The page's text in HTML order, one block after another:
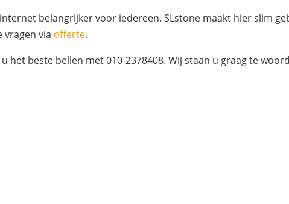
belangrijker voor iedereen. SLstone maakt hier slim
vragen via offerte.
het beste bellen met 010-2378408. Wij staan u graag te